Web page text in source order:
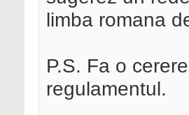
limba romana
P.S. Fa o cerere
regulamentul.